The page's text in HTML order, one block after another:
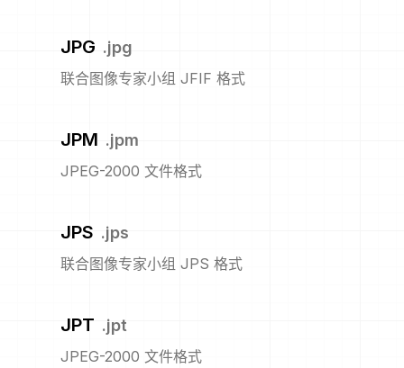
JPG .jpg
联合图像专家小组 JFIF 格式
JPM .jpm
JPEG-2000 文件格式
JPS .jps
联合图像专家小组 JPS 格式
JPT .jpt
JPEG-2000 文件格式